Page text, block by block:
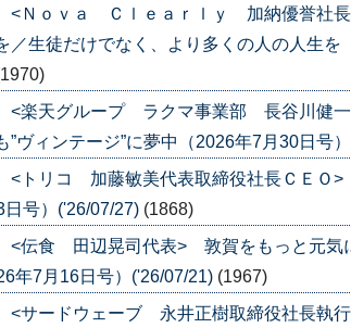
<Ｎｏｖａ Ｃｌｅａｒｌｙ 加納優誉社
／生徒だけでなく、より多くの人の人生
<楽天グループ ラクマ事業部 長谷川健
”ヴィンテージ”に夢中（2026年7月30日号
<トリコ 加藤敏美代表取締役社長ＣＥＯ
日号）('26/07/27) (1868)
<伝食 田辺晃司代表> 敦賀をもっと元気
年7月16日号）('26/07/21) (1967)
<サードウェーブ 永井正樹取締役社長執